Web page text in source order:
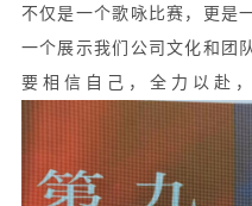
不仅是一个歌咏比赛，更是
一个展示我们公司文化和团
要相信自己，全力以赴